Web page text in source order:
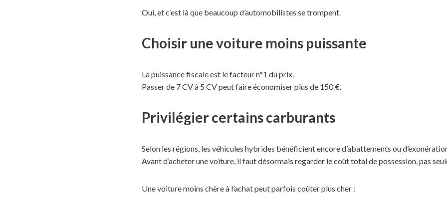
Oui, et c’est là que beaucoup d’automobilistes se trompent.
Choisir une voiture moins puissante
La puissance fiscale est le facteur n°1 du prix.
Passer de 7 CV à 5 CV peut faire économiser plus de 150 €.
Privilégier certains carburants
Selon les régions, les véhicules hybrides bénéficient encore d’abattements ou
Avant d’acheter une voiture, il faut désormais regarder le coût total de possession, pas
Une voiture moins chère à l’achat peut parfois coûter plus cher :